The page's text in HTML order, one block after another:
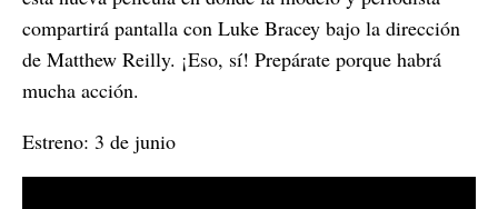
compartirá pantalla con Luke Bracey bajo la dirección
de Matthew Reilly. ¡Eso, sí! Prepárate porque habrá
mucha acción.
Estreno: 3 de junio